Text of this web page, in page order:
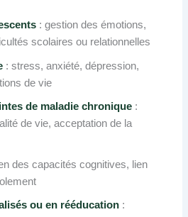
: gestion des émotions,
scolaires ou relationnelles
: stress, anxiété, dépression,
de vie
de maladie chronique :
de vie, acceptation de la
des capacités cognitives, lien
ou en rééducation :